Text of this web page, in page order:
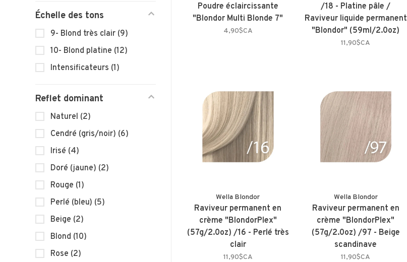
Échelle des tons
9- Blond très clair (9)
10- Blond platine (12)
Intensificateurs (1)
Reflet dominant
Naturel (2)
Cendré (gris/noir) (6)
Irisé (4)
Doré (jaune) (2)
Rouge (1)
Perlé (bleu) (5)
Beige (2)
Blond (10)
Rose (2)
Poudre éclaircissante
"Blondor Multi Blonde 7"
4,90$CA
/18 - Platine pâle /
Raviveur liquide permanent
"Blondor" (59ml/2.0oz)
11,90$CA
Wella Blondor
Raviveur permanent en
crème "BlondorPlex"
(57g/2.0oz) /16 - Perlé très
clair
11,90$CA
Wella Blondor
Raviveur permanent en
crème "BlondorPlex"
(57g/2.0oz) /97 - Beige
scandinave
11,90$CA